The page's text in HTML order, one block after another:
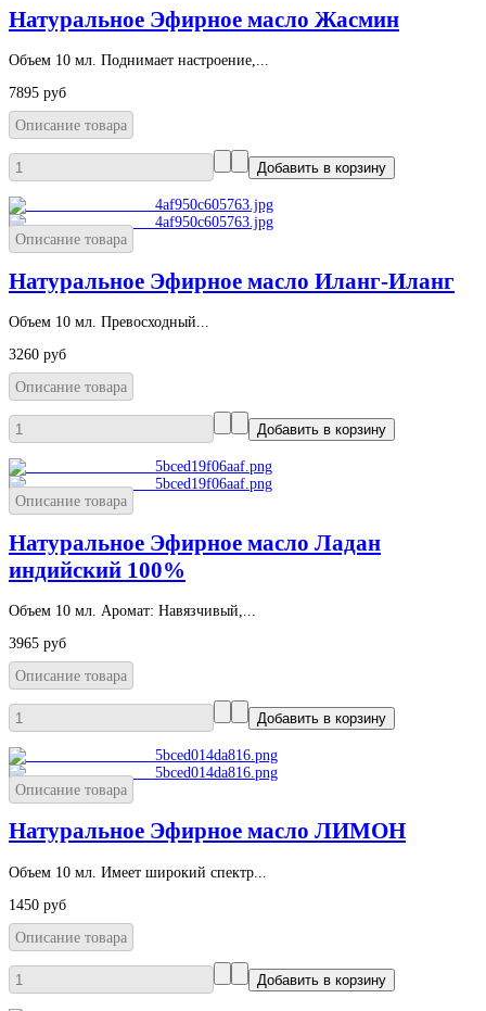
Натуральное Эфирное масло Жасмин
Объем 10 мл. Поднимает настроение,...
7895 руб
Описание товара
Описание товара
Натуральное Эфирное масло Иланг-Иланг
Объем 10 мл. Превосходный...
3260 руб
Описание товара
Описание товара
Натуральное Эфирное масло Ладан
индийский 100%
Объем 10 мл. Аромат: Навязчивый,...
3965 руб
Описание товара
Описание товара
Натуральное Эфирное масло ЛИМОН
Объем 10 мл. Имеет широкий спектр...
1450 руб
Описание товара